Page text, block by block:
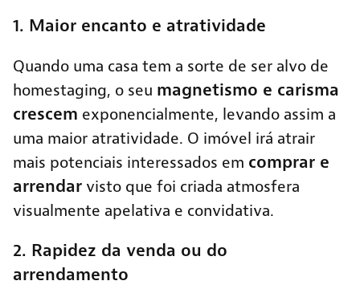
1. Maior encanto e atratividade
Quando uma casa tem a sorte de ser alvo de
homestaging, o seu magnetismo e carisma
crescem exponencialmente, levando assim a
uma maior atratividade. O imóvel irá atrair
mais potenciais interessados em comprar e
arrendar visto que foi criada atmosfera
visualmente apelativa e convidativa.
2. Rapidez da venda ou do
arrendamento